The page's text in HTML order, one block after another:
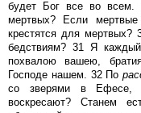
будет Бог все во всем.
мертвых? Если
крестятся для
бедствиям? 31 Я
похвалою вашею,
Господе нашем. 32 По
со зверями в Ефесе,
воскресают? Станем